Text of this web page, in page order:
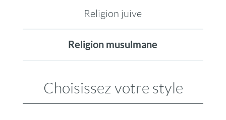
Religion juive
Religion musulmane
Choisissez votre style